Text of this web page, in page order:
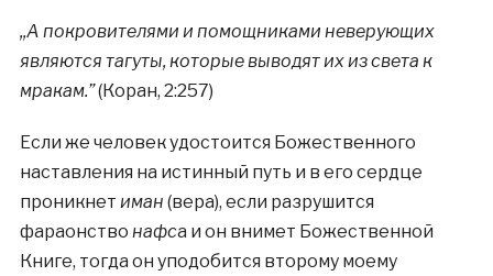
,,А покровителями и помощниками неверующих
являются тагуты, которые выводят их из света к
мракам.”(Коран, 2:257)
Если же человек удостоится Божественного
наставления на истинный путь и в его сердце
проникнет иман (вера), если разрушится
фараонство нафса и он внимет Божественной
Книге, тогда он уподобится второму моему